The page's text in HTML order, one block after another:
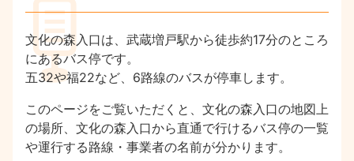
文化の森入口は、武蔵増戸駅から徒歩約17分のところ
にあるバス停です。
五32や福22など、6路線のバスが停車します。
このページをご覧いただくと、文化の森入口の地図上
の場所、文化の森入口から直通で行けるバス停の一覧
や運行する路線・事業者の名前が分かります。